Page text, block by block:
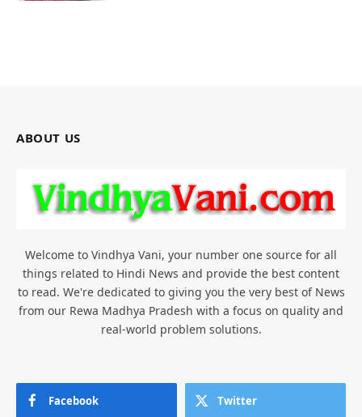
ABOUT US
Welcome to Vindhya Vani, your number one source for all
things related to Hindi News and provide the best content
to read. We're dedicated to giving you the very best of News
from our Rewa Madhya Pradesh with a focus on quality and
real-world problem solutions.
Facebook Twitter